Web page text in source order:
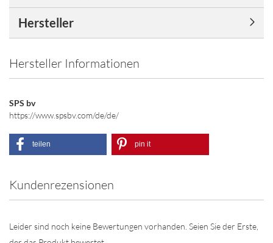
Hersteller
Hersteller Informationen
SPS bv
https://www.spsbv.com/de/de/
teilen pin it
Kundenrezensionen
Leider sind noch keine Bewertungen vorhanden. Seien Sie der Erste,